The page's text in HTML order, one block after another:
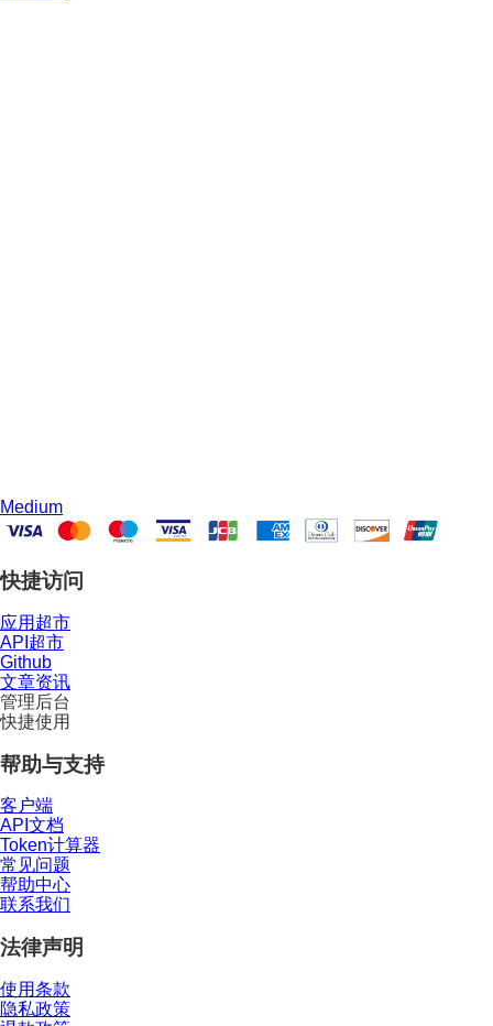
Medium
快捷访问
应用超市
API超市
Github
文章资讯
管理后台
快捷使用
帮助与支持
客户端
API文档
Token计算器
常见问题
帮助中心
联系我们
法律声明
使用条款
隐私政策